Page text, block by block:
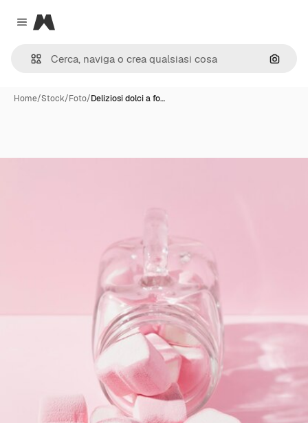
Close menu
Magnific
Cerca
Home/Stock/Foto/Deliziosi dolci a fo…